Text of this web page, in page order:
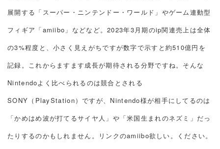
展開する「スーパー・ニンテンドー・ワールド」やゲーム連動型
フィギア「amiibo」などなど。2023年3月期のip関連売上は全体
の3%程度と、小さく見えがちですが数字で示すと約510億円を
記録。これからますます成長が期待される分野ですね。そんな
Nintendoよく比べられるのは競合とされる
SONY（PlayStation）ですが、Nintendo様が相手にしてるのは
「かめはめ波が打てるサイヤ人」や「米国生まれのネズミ」だっ
たりするのかもしれません。リンクのamiibo欲しい。ください。